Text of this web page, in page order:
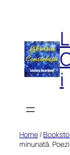
i
Home/
minunată.